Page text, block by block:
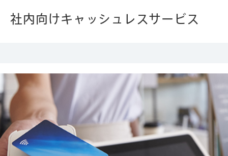
社内向けキャッシュレスサービス